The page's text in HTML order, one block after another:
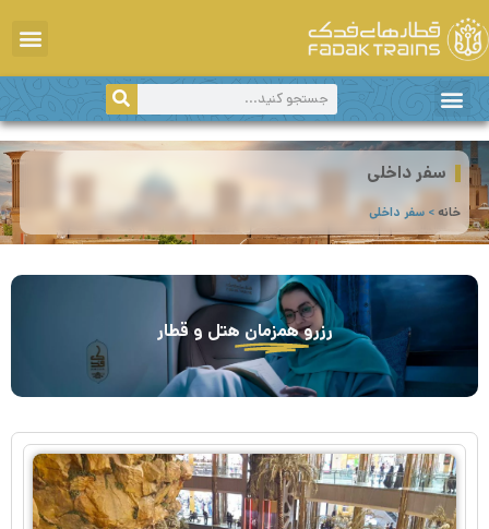
سفر داخلی
خانه >سفر داخلی
رزروهمزمان هتل و قطار